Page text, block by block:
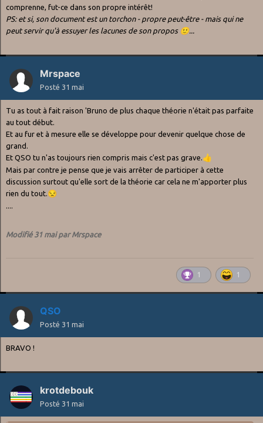
comprenne, fut-ce dans son propre intérêt!
PS: et si, son document est un torchon - propre peut-être - mais qui ne
peut servir qu'à essuyer les lacunes de son propos 🙂...
Mrspace
Posté 31 mai
Tu as tout à fait raison 'Bruno de plus chaque théorie n'était pas parfaite
au tout début.
Et au fur et à mesure elle se développe pour devenir quelque chose de
grand.
Et QSO tu n'as toujours rien compris mais c'est pas grave. 👍
Mais par contre je pense que je vais arrêter de participer à cette
discussion surtout qu'elle sort de la théorie car cela ne m'apporter plus
rien du tout. 😒
Modifié 31 maipar Mrspace
1 1
QSO
Posté 31 mai
BRAVO !
krotdebouk
Posté 31 mai